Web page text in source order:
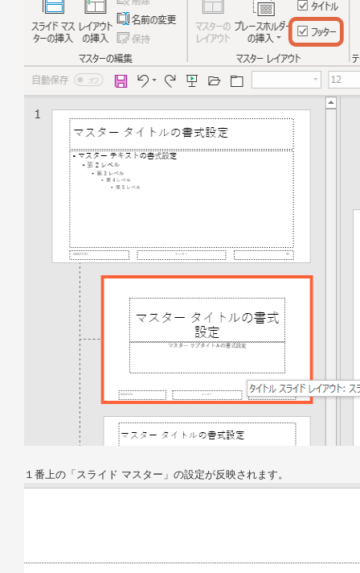
１番上の「スライド マスター」の設定が反映されます。